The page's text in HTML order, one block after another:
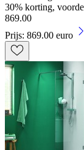
30% korting,
869.00
Prijs: 869.00 euro